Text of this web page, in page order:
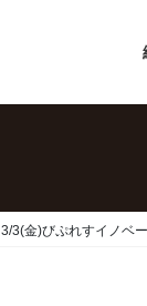
3/3(金)びぷれすイノベ